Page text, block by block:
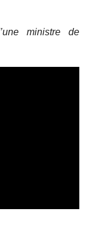
ministre de